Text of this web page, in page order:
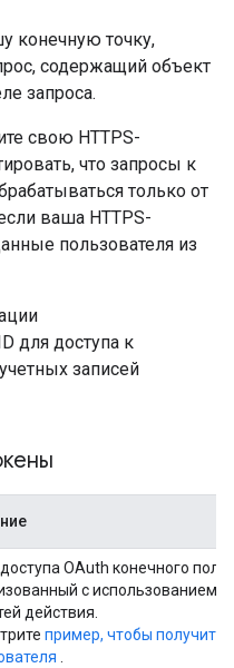
конечную точку,
содержащий объект
запроса.
свою HTTPS-
что запросы к
только от
ваша HTTPS-
пользователя из
для доступа к
записей
OAuth конечного
с использованием
действия.
пример, чтобы получить